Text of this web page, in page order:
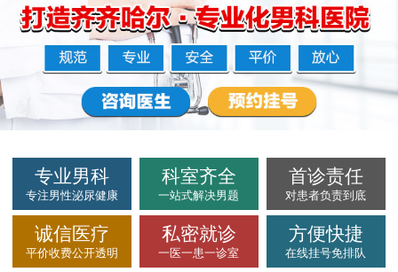
专业男科
专注男性泌尿健康
科室齐全
一站式解决男题
首诊责任
对患者负责到底
诚信医疗
平价收费公开透明
私密就诊
一医一患一诊室
方便快捷
在线挂号免排队